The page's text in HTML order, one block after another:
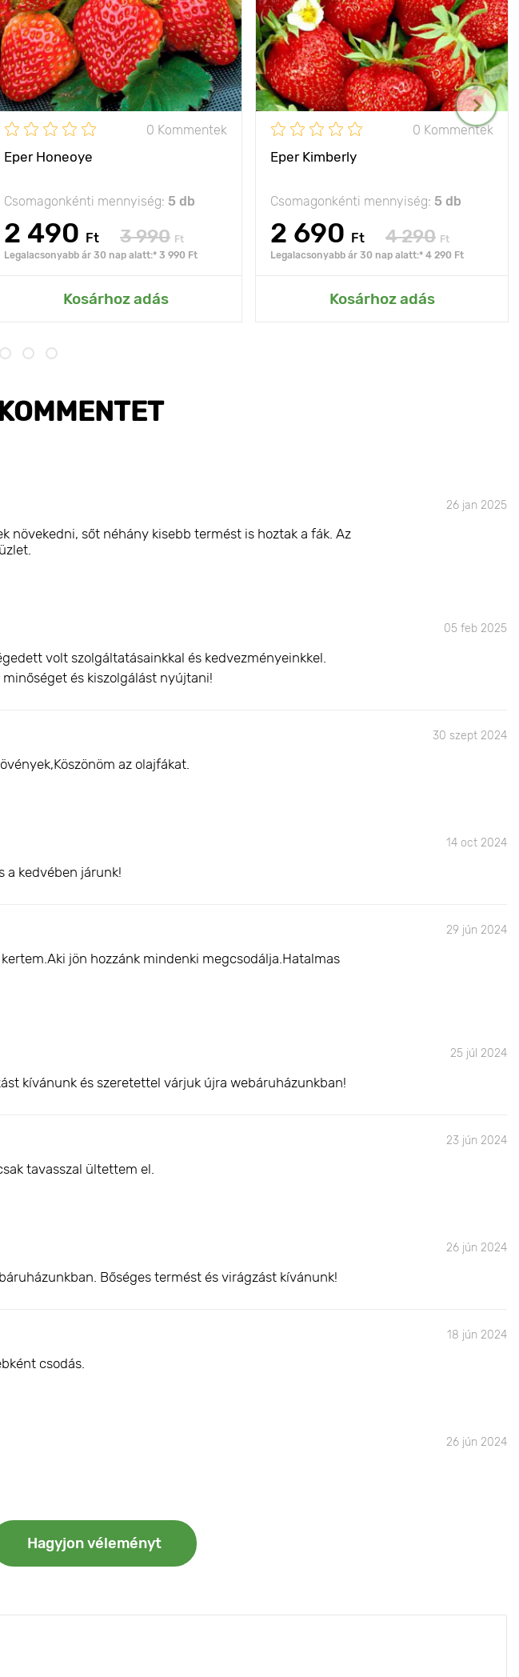
0 Kommentek
Eper Honeoye
Csomagonkénti mennyiség: 5 db
2 490 Ft 3 990 Ft
Legalacsonyabb ár 30 nap alatt:* 3 990 Ft
Kosárhoz adás
0 Kommentek
Eper Kimberly
Csomagonkénti mennyiség: 5 db
2 690 Ft 4 290 Ft
Legalacsonyabb ár 30 nap alatt:* 4 290 Ft
Kosárhoz adás
26 jan 2025
növekedni, sőt néhány kisebb termést is hoztak a fák. Az
05 feb 2025
volt szolgáltatásainkkal és kedvezményeinkkel.
és kiszolgálást nyújtani!
30 szept 2024
az olajfákat.
14 oct 2024
a kedvében járunk!
29 jún 2024
jön hozzánk mindenki megcsodálja.Hatalmas
25 júl 2024
kívánunk és szeretettel várjuk újra webáruházunkban!
23 jún 2024
tavasszal ültettem el.
26 jún 2024
Bőséges termést és virágzást kívánunk!
18 jún 2024
csodás.
26 jún 2024
Hagyjon véleményt